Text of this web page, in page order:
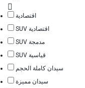
اقتصادية
SUV اقتصادية
SUV مدمجة
SUV قياسية
سيدان كاملة الحجم
سيدان مميزة